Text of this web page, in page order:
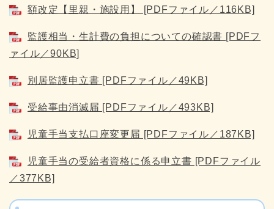
額改定【里親・施設用】 [PDFファイル／116KB]
監護相当・生計費の負担についての確認書 [PDFフ
ァイル／90KB]
別居監護申立書 [PDFファイル／49KB]
受給事由消滅届 [PDFファイル／493KB]
児童手当支払口座変更届 [PDFファイル／187KB]
児童手当の受給者資格に係る申立書 [PDFファイル
／377KB]